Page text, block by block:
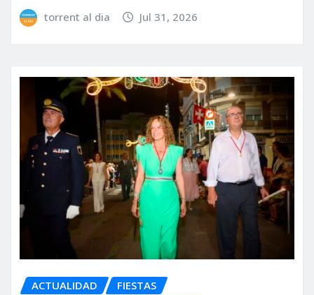
torrent al dia Jul 31, 2026
ACTUALIDAD
FIESTAS